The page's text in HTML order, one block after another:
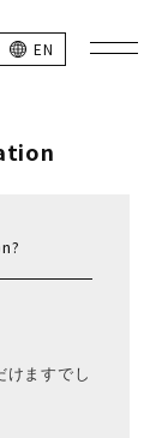
EN
けますでし